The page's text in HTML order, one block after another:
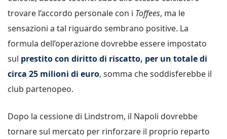
trovare l’accordo personale con i Toffees, ma le
sensazioni a tal riguardo sembrano positive. La
formula dell’operazione dovrebbe essere impostato
sul prestito con diritto di riscatto, per un totale di
circa 25 milioni di euro, somma che soddisferebbe il
club partenopeo.
Dopo la cessione di Lindstrom, il Napoli dovrebbe
tornare sul mercato per rinforzare il proprio reparto